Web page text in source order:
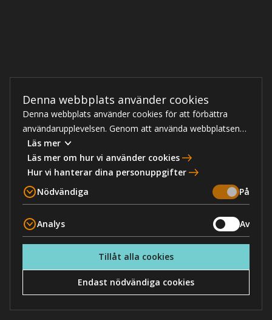
Denna webbplats använder cookies
Denna webbplats använder cookies för att förbättra
användarupplevelsen. Genom att använda webbplatsen
samtycker du till nödvändiga cookies, läs mer nedan om
hur vi hanterar cookies.
Läs mer
Läs mer om hur vi använder cookies
Hur vi hanterar dina personuppgifter
Nödvändiga
På
Analys Av
Tillåt alla cookies
Endast nödvändiga cookies